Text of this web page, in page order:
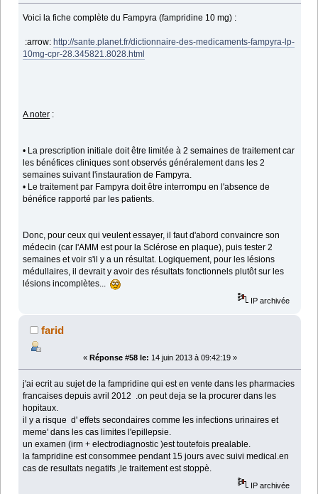
Voici la fiche complète du Fampyra (fampridine 10 mg) :
:arrow: http://sante.planet.fr/dictionnaire-des-medicaments-fampyra-lp-
10mg-cpr-28.345821.8028.html
A noter :
• La prescription initiale doit être limitée à 2 semaines de traitement car
les bénéfices cliniques sont observés généralement dans les 2
semaines suivant l'instauration de Fampyra.
• Le traitement par Fampyra doit être interrompu en l'absence de
bénéfice rapporté par les patients.
Donc, pour ceux qui veulent essayer, il faut d'abord convaincre son
médecin (car l'AMM est pour la Sclérose en plaque), puis tester 2
semaines et voir s'il y a un résultat. Logiquement, pour les lésions
médullaires, il devrait y avoir des résultats fonctionnels plutôt sur les
lésions incomplètes...
IP archivée
farid
« Réponse #58 le: 14 juin 2013 à 09:42:19 »
j'ai ecrit au sujet de la fampridine qui est en vente dans les pharmacies
francaises depuis avril 2012 .on peut deja se la procurer dans les
hopitaux.
il y a risque d' effets secondaires comme les infections urinaires et
meme' dans les cas limites l'epillepsie.
un examen (irm + electrodiagnostic )est toutefois prealable.
la fampridine est consommee pendant 15 jours avec suivi medical.en
cas de resultats negatifs ,le traitement est stoppè.
IP archivée